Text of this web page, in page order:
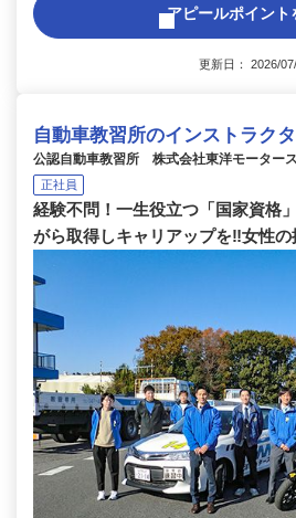
アピールポイント
更新日： 2026/
自動車教習所のインストラクタ
公認自動車教習所 株式会社東洋モーター
正社員
経験不問！一生役立つ「国家資格
がら取得しキャリアップを‼女性の